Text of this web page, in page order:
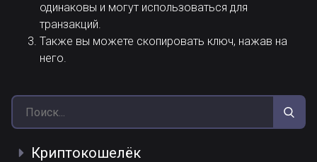
одинаковы и могут использоваться для
транзакций.
Также вы можете скопировать ключ, нажав на
него.
Криптокошелёк